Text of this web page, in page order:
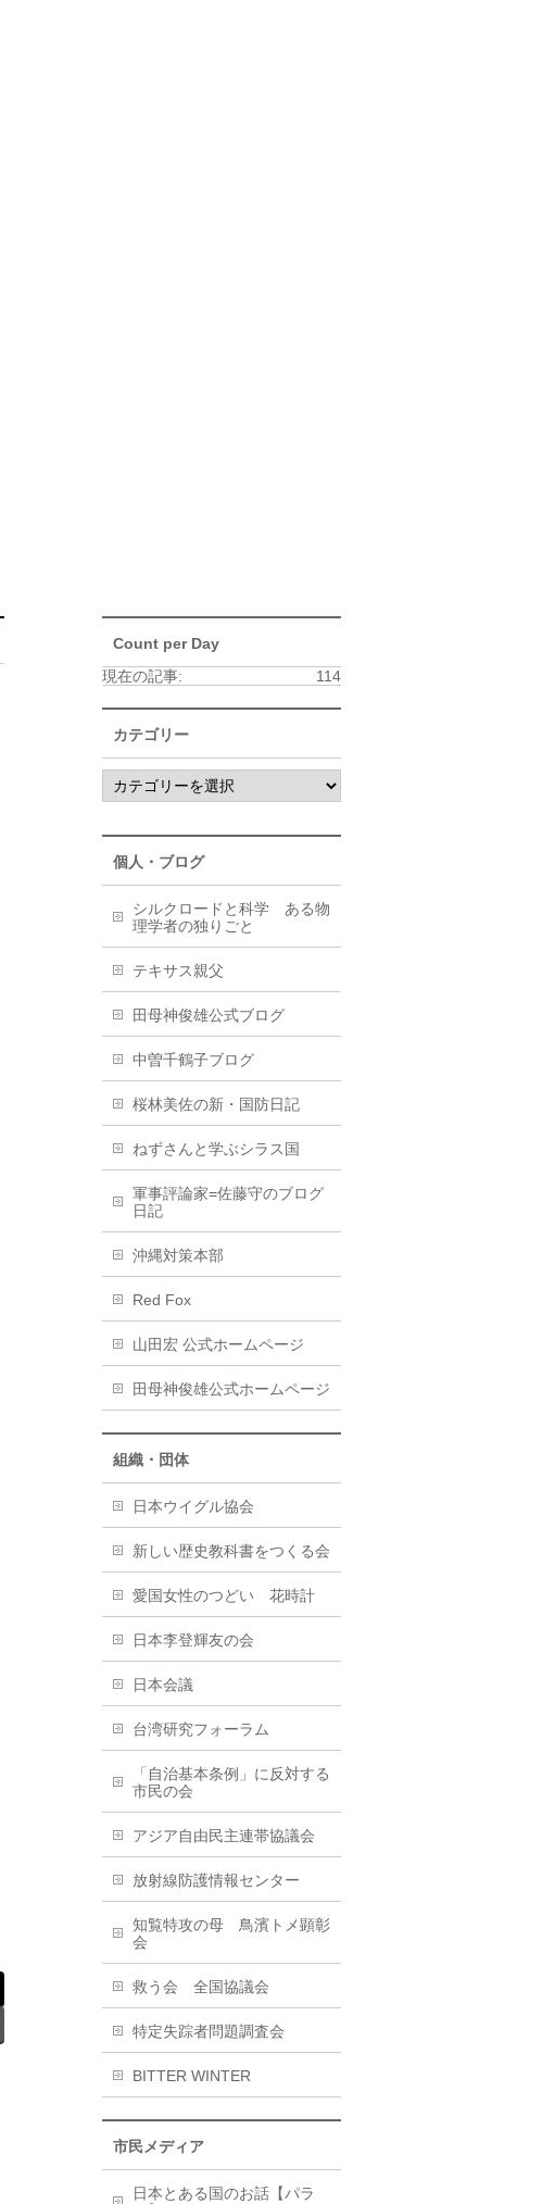
Count per Day
114
現在の記事:
カテゴリー
個人・ブログ
シルクロードと科学 ある物
理学者の独りごと
テキサス親父
田母神俊雄公式ブログ
中曽千鶴子ブログ
桜林美佐の新・国防日記
ねずさんと学ぶシラス国
軍事評論家=佐藤守のブログ
日記
沖縄対策本部
Red Fox
山田宏 公式ホームページ
田母神俊雄公式ホームページ
組織・団体
日本ウイグル協会
新しい歴史教科書をつくる会
愛国女性のつどい 花時計
日本李登輝友の会
日本会議
台湾研究フォーラム
「自治基本条例」に反対する
市民の会
アジア自由民主連帯協議会
放射線防護情報センター
知覧特攻の母 鳥濱トメ顕彰
会
救う会 全国協議会
特定失踪者問題調査会
BITTER WINTER
市民メディア
日本とある国のお話【パラ